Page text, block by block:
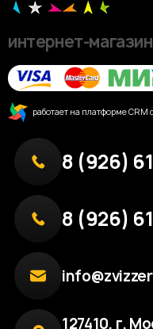
интернет-
работает на платформе CRM
8 (926)
8 (926)
127410, г.